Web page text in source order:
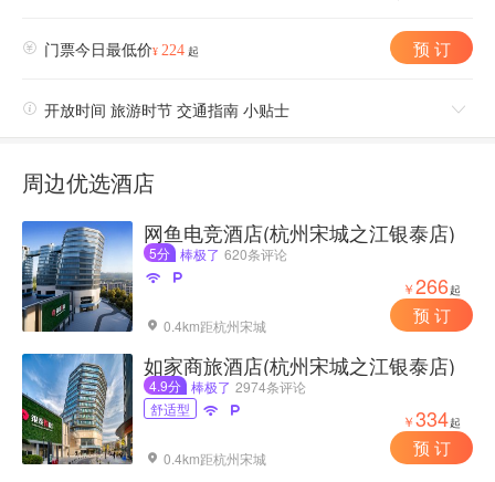
 门票今日最低价¥ 224 起 预 订
 开放时间 旅游时节 交通指南 小贴士 
周边优选酒店
网鱼电竞酒店(杭州宋城之江银泰店)
5分 棒极了 620条评论


 0.4km距杭州宋城
￥266起
预 订
如家商旅酒店(杭州宋城之江银泰店)
4.9分 棒极了 2974条评论
舒适型
 
 0.4km距杭州宋城
￥334起
预 订